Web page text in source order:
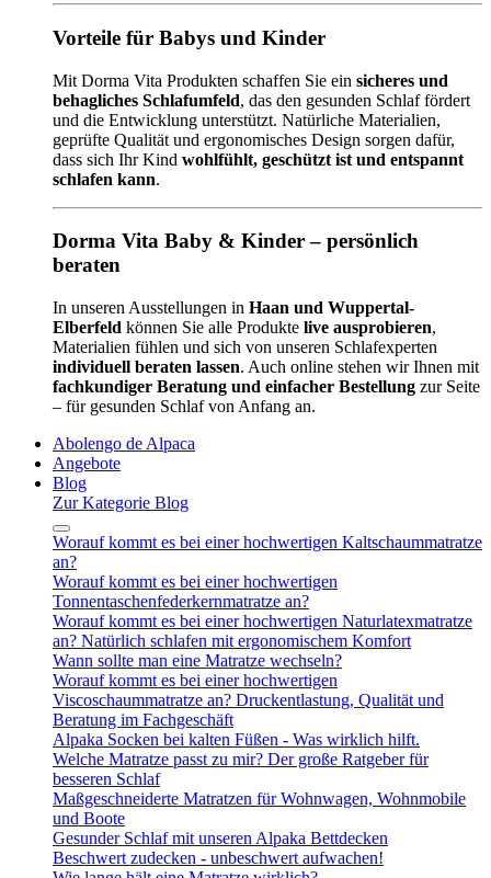
Vorteile für Babys und Kinder
Mit Dorma Vita Produkten schaffen Sie ein sicheres und
behagliches Schlafumfeld, das den gesunden Schlaf fördert
und die Entwicklung unterstützt. Natürliche Materialien,
geprüfte Qualität und ergonomisches Design sorgen dafür,
dass sich Ihr Kind wohlfühlt, geschützt ist und entspannt
schlafen kann.
Dorma Vita Baby & Kinder – persönlich
beraten
In unseren Ausstellungen in Haan und Wuppertal-
Elberfeld können Sie alle Produkte live ausprobieren,
Materialien fühlen und sich von unseren Schlafexperten
individuell beraten lassen. Auch online stehen wir Ihnen mit
fachkundiger Beratung und einfacher Bestellung zur Seite
– für gesunden Schlaf von Anfang an.
Abolengo de Alpaca
Angebote
Blog
Zur Kategorie Blog
Worauf kommt es bei einer hochwertigen Kaltschaummatratze
an?
Worauf kommt es bei einer hochwertigen
Tonnentaschenfederkernmatratze an?
Worauf kommt es bei einer hochwertigen Naturlatexmatratze
an? Natürlich schlafen mit ergonomischem Komfort
Wann sollte man eine Matratze wechseln?
Worauf kommt es bei einer hochwertigen
Viscoschaummatratze an? Druckentlastung, Qualität und
Beratung im Fachgeschäft
Alpaka Socken bei kalten Füßen - Was wirklich hilft.
Welche Matratze passt zu mir? Der große Ratgeber für
besseren Schlaf
Maßgeschneiderte Matratzen für Wohnwagen, Wohnmobile
und Boote
Gesunder Schlaf mit unseren Alpaka Bettdecken
Beschwert zudecken - unbeschwert aufwachen!